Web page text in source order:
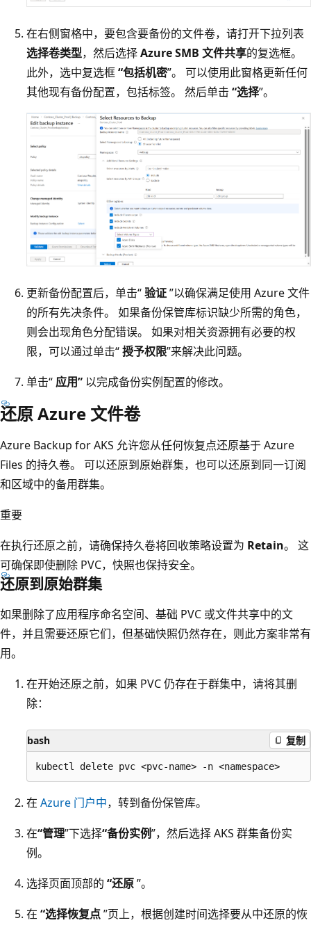
在右侧窗格中，要包含要备份的文件卷，请打开下拉列表
选择卷类型，然后选择Azure SMB 文件共享的复选框。
此外，选中复选框“包括机密”。 可以使用此窗格更新任何
其他现有备份配置，包括标签。 然后单击 “选择”。
更新备份配置后，单击“验证”以确保满足使用 Azure 文件
的所有先决条件。 如果备份保管库标识缺少所需的角色，
则会出现角色分配错误。 如果对相关资源拥有必要的权
限，可以通过单击“授予权限”来解决此问题。
单击“ 应用” 以完成备份实例配置的修改。
还原 Azure 文件卷
Azure Backup for AKS 允许您从任何恢复点还原基于 Azure
Files 的持久卷。 可以还原到原始群集，也可以还原到同一订阅
和区域中的备用群集。
重要
在执行还原之前，请确保持久卷将回收策略设置为 Retain。 这
可确保即使删除 PVC，快照也保持安全。
还原到原始群集
如果删除了应用程序命名空间、基础 PVC 或文件共享中的文
件，并且需要还原它们，但基础快照仍然存在，则此方案非常有
用。
在开始还原之前，如果 PVC 仍存在于群集中，请将其删
除：
bash 复制
在 Azure 门户中，转到备份保管库。
在“管理”下选择“备份实例”，然后选择 AKS 群集备份实
例。
选择页面顶部的 “还原”。
在 “选择恢复点”页上，根据创建时间选择要从中还原的恢